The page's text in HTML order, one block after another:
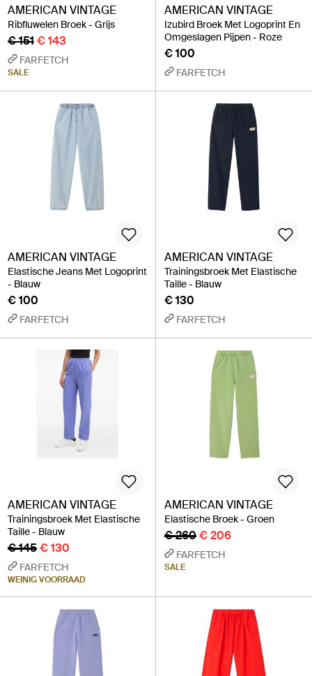
AMERICAN VINTAGE
Ribfluwelen Broek - Grijs
€ 151€ 143
FARFETCH
SALE
AMERICAN VINTAGE
Izubird Broek Met Logoprint En
Omgeslagen Pijpen - Roze
€ 100
FARFETCH
AMERICAN VINTAGE
Elastische Jeans Met Logoprint
- Blauw
€ 100
FARFETCH
AMERICAN VINTAGE
Trainingsbroek Met Elastische
Taille - Blauw
€ 130
FARFETCH
AMERICAN VINTAGE
Trainingsbroek Met Elastische
Taille - Blauw
€ 145€ 130
FARFETCH
WEINIG VOORRAAD
AMERICAN VINTAGE
Elastische Broek - Groen
€ 260€ 206
FARFETCH
SALE